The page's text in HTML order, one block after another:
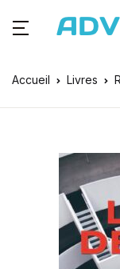
Accueil Livres